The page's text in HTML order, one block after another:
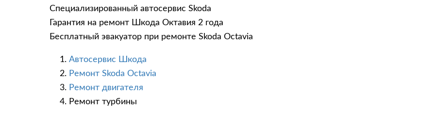
Специализированный автосервис Skoda
Гарантия на ремонт Шкода Октавия 2 года
Бесплатный эвакуатор при ремонте Skoda Octavia
Автосервис Шкода
Ремонт Skoda Octavia
Ремонт двигателя
Ремонт турбины